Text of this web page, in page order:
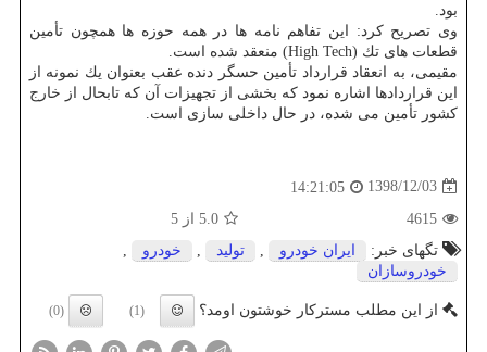
بود.
وی تصریح كرد: این تفاهم نامه ها در همه حوزه ها همچون تأمین
قطعات های تك (High Tech) منعقد شده است.
مقیمی، به انعقاد قرارداد تأمین حسگر دنده عقب بعنوان یك نمونه از
این قراردادها اشاره نمود كه بخشی از تجهیزات آن كه تابحال از خارج
كشور تأمین می شده، در حال داخلی سازی است.
1398/12/03
14:21:05
4615
5.0 از 5
تگهای خبر:
ایران خودرو تولید خودرو
خودروسازان
از این مطلب مسترکار خوشتون اومد؟ (1)
(0)